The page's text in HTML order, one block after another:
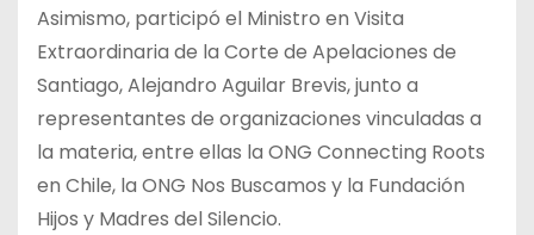
Asimismo, participó el Ministro en Visita
Extraordinaria de la Corte de Apelaciones de
Santiago, Alejandro Aguilar Brevis, junto a
representantes de organizaciones vinculadas a
la materia, entre ellas la ONG Connecting Roots
en Chile, la ONG Nos Buscamos y la Fundación
Hijos y Madres del Silencio.